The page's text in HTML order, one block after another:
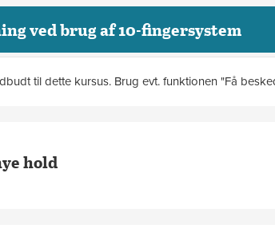
ved brug af 10-fingersystem
til dette kursus. Brug evt. funktionen "Få
hold